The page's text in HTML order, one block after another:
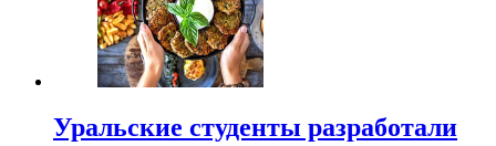
Уральские студенты разработали